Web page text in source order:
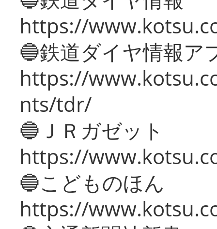
https://
🔵鉄道ダイヤ情報ア
https://
nts/tdr/
🔵ＪＲガゼット
https://
🔵こどものほん
https://